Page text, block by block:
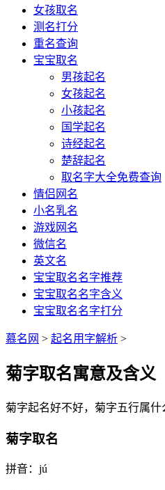
女孩取名
测名打分
重名查询
宝宝取名
男孩起名
女孩起名
小孩起名
国学起名
诗经起名
楚辞起名
取名字大全免费查询
情侣网名
小名乳名
游戏网名
微信名
英文名
宝宝取名名字推荐
宝宝取名名字含义
宝宝取名名字打分
慕名网 > 起名用字解析 >
菊字取名寓意及含义
菊字起名好不好， 菊字五行属什
菊字取名
拼音： jú